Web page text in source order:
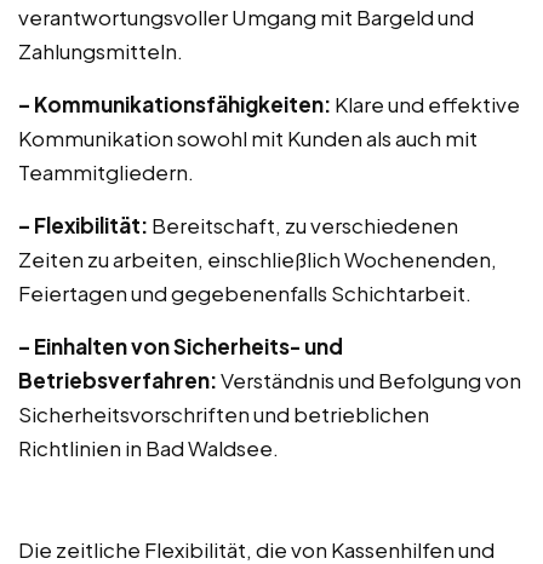
verantwortungsvoller Umgang mit Bargeld und
Zahlungsmitteln.
– Kommunikationsfähigkeiten: Klare und effektive
Kommunikation sowohl mit Kunden als auch mit
Teammitgliedern.
– Flexibilität: Bereitschaft, zu verschiedenen
Zeiten zu arbeiten, einschließlich Wochenenden,
Feiertagen und gegebenenfalls Schichtarbeit.
– Einhalten von Sicherheits- und
Betriebsverfahren:Verständnis und Befolgung von
Sicherheitsvorschriften und betrieblichen
Richtlinien in Bad Waldsee.
Die zeitliche Flexibilität, die von Kassenhilfen und